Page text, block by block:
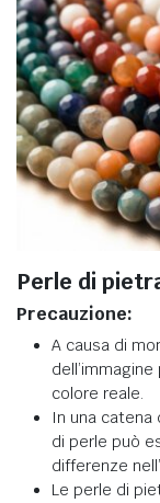
Perle di
Precauzione:
A causa di
colore reale.
In una catena
di perle può
differenze
Le perle di